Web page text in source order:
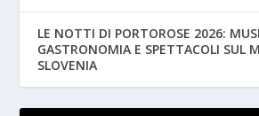
LE NOTTI DI PORTOROSE 2026:
GASTRONOMIA E SPETTACOLI SUL
SLOVENIA